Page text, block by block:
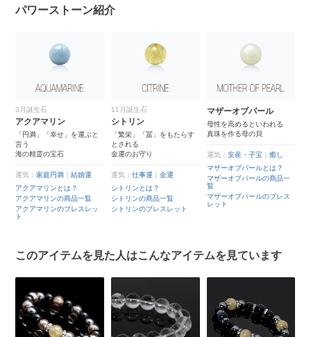
パワーストーン紹介
3月誕生石
アクアマリン
「円満」「幸せ」を運ぶと
言う
海の精霊の宝石
運気：家庭円満 ｜結婚運
アクアマリンとは？
アクアマリンの商品一覧
アクアマリンのブレスレッ
ト
11月誕生石
シトリン
「繁栄」「冨」をもたらす
とされる
金運のお守り
運気：仕事運 ｜金運
シトリンとは？
シトリンの商品一覧
シトリンのブレスレット
マザーオブパール
母性を高めるといわれる
真珠を作る母の貝
運気： 安産・子宝
癒し
マザーオブパールとは？
マザーオブパールの商品一
覧
マザーオブパールのブレス
レット
このアイテムを見た人はこんなアイテムを見ています